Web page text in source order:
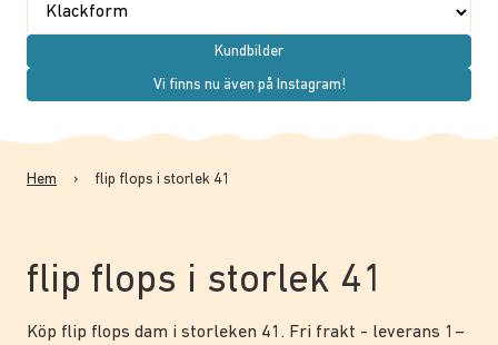
Kundbilder
Vi finns nu även på Instagram!
Hem › flip flops i storlek 41
flip flops i storlek 41
Köp flip flops dam i storleken 41. Fri frakt - leverans 1–